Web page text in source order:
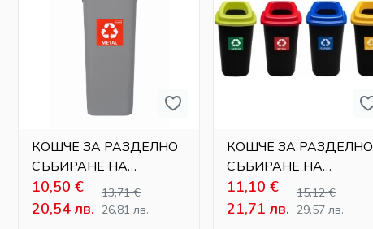
КОШЧЕ ЗА РАЗДЕЛНО
СЪБИРАНЕ НА
ОТПАДЪЦИ – 20 Л
10,50 €
20,54 лв.
13,71€
26,81лв.
КОШЧЕ ЗА РАЗДЕЛНО
СЪБИРАНЕ НА
ОТПАДЪЦИ – 28 Л
11,10 €
21,71 лв.
15,12€
29,57лв.